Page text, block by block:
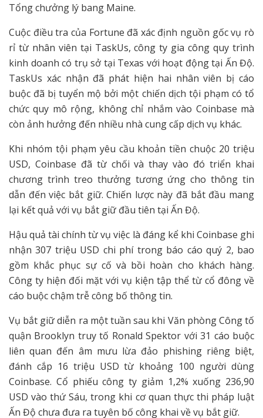
Tổng chưởng lý bang Maine.
Cuộc điều tra của Fortune đã xác định nguồn gốc vụ rò
rỉ từ nhân viên tại TaskUs, công ty gia công quy trình
kinh doanh có trụ sở tại Texas với hoạt động tại Ấn Độ.
TaskUs xác nhận đã phát hiện hai nhân viên bị cáo
buộc đã bị tuyển mộ bởi một chiến dịch tội phạm có tổ
chức quy mô rộng, không chỉ nhắm vào Coinbase mà
còn ảnh hưởng đến nhiều nhà cung cấp dịch vụ khác.
Khi nhóm tội phạm yêu cầu khoản tiền chuộc 20 triệu
USD, Coinbase đã từ chối và thay vào đó triển khai
chương trình treo thưởng tương ứng cho thông tin
dẫn đến việc bắt giữ. Chiến lược này đã bắt đầu mang
lại kết quả với vụ bắt giữ đầu tiên tại Ấn Độ.
Hậu quả tài chính từ vụ việc là đáng kể khi Coinbase ghi
nhận 307 triệu USD chi phí trong báo cáo quý 2, bao
gồm khắc phục sự cố và bồi hoàn cho khách hàng.
Công ty hiện đối mặt với vụ kiện tập thể từ cổ đông về
cáo buộc chậm trễ công bố thông tin.
Vụ bắt giữ diễn ra một tuần sau khi Văn phòng Công tố
quận Brooklyn truy tố Ronald Spektor với 31 cáo buộc
liên quan đến âm mưu lừa đảo phishing riêng biệt,
đánh cắp 16 triệu USD từ khoảng 100 người dùng
Coinbase. Cổ phiếu công ty giảm 1,2% xuống 236,90
USD vào thứ Sáu, trong khi cơ quan thực thi pháp luật
Ấn Độ chưa đưa ra tuyên bố công khai về vụ bắt giữ.